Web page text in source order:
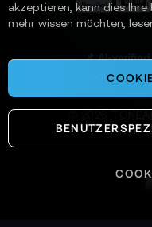
n
📌 AI-
powered
akzeptieren, kann dies
mehr wissen möchten,